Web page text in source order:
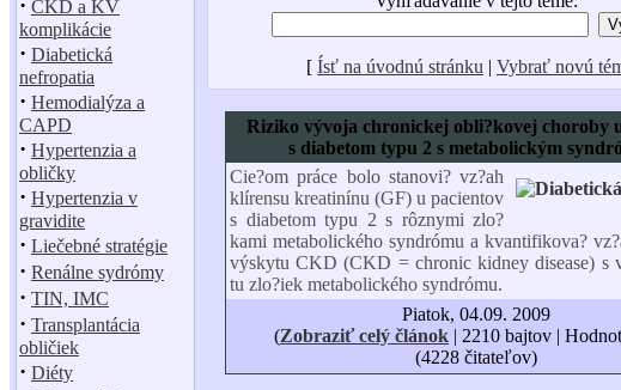
· CKD a KV
komplikácie
· Diabetická
nefropatia
· Hemodialýza a
CAPD
· Hypertenzia a
obličky
· Hypertenzia v
gravidite
· Liečebné stratégie
· Renálne sydrómy
· TIN, IMC
· Transplantácia
obličiek
· Diéty
[ Ísť na úvodnú stránku | Vybrať novú
Riziko vývoja chronickej obli?kovej choroby
s diabetom typu 2 s metabolickým
Cie?om práce bolo stanovi? vz?ah
klírensu kreatinínu (GF) u pacientov
s diabetom typu 2 s rôznymi zlo?
kami metabolického syndrómu a kvantifikova?
výskytu CKD (CKD = chronic kidney disease) s
tu zlo?iek metabolického syndrómu.
Piatok, 04.09. 2009
(Zobraziť celý článok | 2210 bajtov |
(4228 čitateľov)